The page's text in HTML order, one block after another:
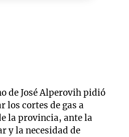
de José Alperovih pidió
los cortes de gas a
la provincia, ante la
y la necesidad de